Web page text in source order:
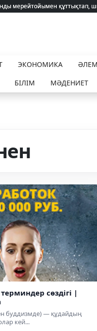
мерейтойымен құттықтап,
мерейтойымен құттықтап,
ЭКОНОМИКА ӘЛЕМ
БІЛІМ МӘДЕНИЕТ
сөздігі |
буддизмде) — құдайдың
кей...